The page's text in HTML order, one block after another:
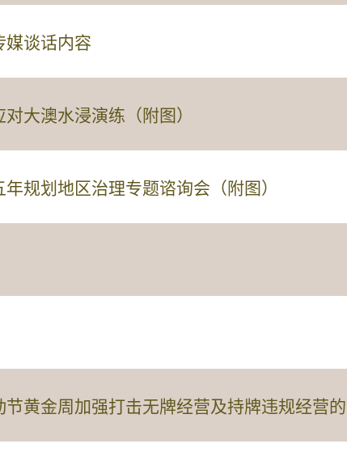
媒谈话内容
大澳水浸演练（附图）
规划地区治理专题谘询会（附图）
黄金周加强打击无牌经营及持牌违规经营